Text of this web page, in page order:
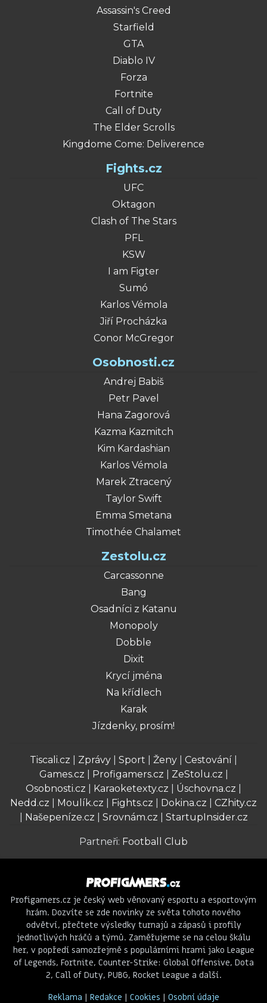
Assassin's Creed
Starfield
GTA
Diablo IV
Forza
Fortnite
Call of Duty
The Elder Scrolls
Kingdome Come: Deliverence
Fights.cz
UFC
Oktagon
Clash of The Stars
PFL
KSW
I am Figter
Sumó
Karlos Vémola
Jiří Procházka
Conor McGregor
Osobnosti.cz
Andrej Babiš
Petr Pavel
Hana Zagorová
Kazma Kazmitch
Kim Kardashian
Karlos Vémola
Marek Ztracený
Taylor Swift
Emma Smetana
Timothée Chalamet
Zestolu.cz
Carcassonne
Bang
Osadníci z Katanu
Monopoly
Dobble
Dixit
Krycí jména
Na křídlech
Karak
Jízdenky, prosím!
Tiscali.cz Zprávy Sport Ženy Cestování
Games.cz
Profigamers.cz ZeStolu.cz
Osobnosti.cz
Karaoketexty.cz Úschovna.cz
Nedd.cz
Moulík.cz Fights.cz Dokina.cz
CZhity.cz
Našepeníze.cz Srovnám.cz StartupInsider.cz
Partneři: Football Club
Profigamers.cz je český web věnovaný esportu a esportovým
hrám. Dozvíte se zde novinky ze světa tohoto nového
odvětví, přečtete výsledky turnajů a zápasů i profily
jednotlivých hráčů a týmů. Zaměřujeme se na celou škálu
her, v popředí samozřejmě s populárními hrami jako League
of Legends, Fortnite, Counter-Strike: Global Offensive, Dota
2, Call of Duty, PUBG, Rocket League a další.
Reklama | Redakce | Cookies | Osobní údaje